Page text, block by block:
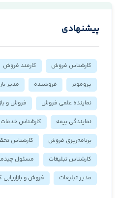
پیشنهادی
کارشناس فروش کارمند فروش
پروموتر
فروشنده مدیر
نماینده علمی فروش
فروش و
نمایندگی بیمه
کارشناس
برنامه‌ریزی فروش
کارشناس
کارشناس تبلیغات
مسئول
مدیر تبلیغات
فروش و